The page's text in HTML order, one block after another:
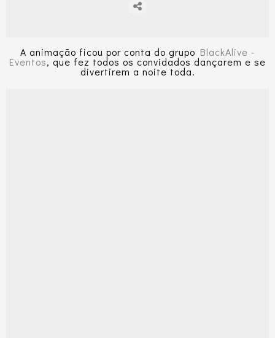
A animação ficou por conta do grupo BlackAlive -
Eventos, que fez todos os convidados dançarem e se
divertirem a noite toda.